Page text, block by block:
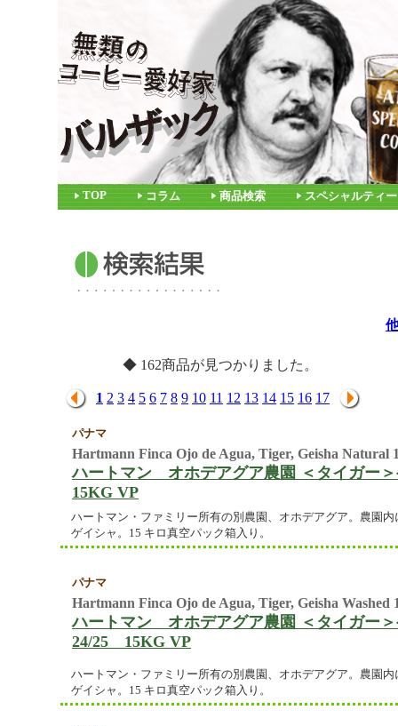
TOP コラム 商品検索 スペシャルティ
◆ 162商品が見つかりました。
1 2 3 4 5 6 7 8 9 10 11 12 13 14 15 16 17
パナマ
Hartmann Finca Ojo de Agua, Tiger, Geisha Natural
ハートマン オホデアグア農園 ＜タイガ
15KG VP
ハートマン・ファミリー所有の別農園、オホデアグア。農園
ゲイシャ。15 キロ真空パック箱入り。
パナマ
Hartmann Finca Ojo de Agua, Tiger, Geisha Washed
ハートマン オホデアグア農園 ＜タイガ
24/25 15KG VP
ハートマン・ファミリー所有の別農園、オホデアグア。農園
ゲイシャ。15 キロ真空パック箱入り。